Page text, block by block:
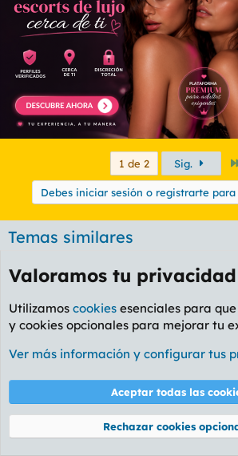
1 de 2 Sig.
Debes iniciar sesión o registrarte
Temas similares
Lucy , madura que lleva ya
como experta en GP
RampanaT
Valencia
Masunos
7 22 Jul 2026
Cape Fear (El cabo del
Masunos 28 1 Jul 2026
Laura Madura 624739280
Córdoba
Valoramos tu privacidad
Utilizamos cookies esenciales para
y cookies opcionales para mejorar tu
Ver más información y configurar tus
Aceptar todas las
Rechazar cookies